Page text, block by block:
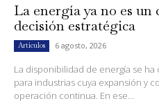
La energía ya no es un
decisión estratégica
Artículos 6 agosto, 2026
La disponibilidad de energía se
para industrias cuya expansión y
operación continua. En ese...